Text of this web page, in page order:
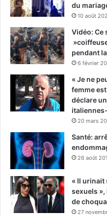
du
10 août
Vidéo: Ce
pendant
6 février
« Je ne
femme
déclare
20 mars
Santé:
26 août
« Il urinait
sexuels »,
de
27